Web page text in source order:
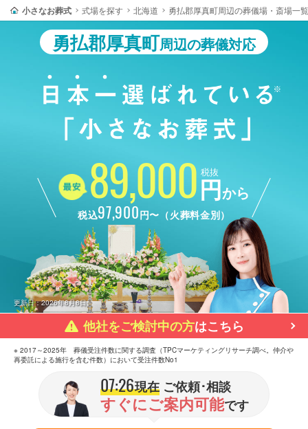
小さなお葬式 式場を探す 北海道 勇払郡厚真町周辺の葬儀場・斎場一覧
勇払郡厚真町周辺の葬儀対応
89,000 税抜
円から
税込97,900円〜（火葬料金別）
更新日：2026年8月8日
他社をご検討中の方はこちら
※ 2017～2025年 葬儀受注件数に関する調査（TPCマーケティングリサーチ調べ。仲介や
再委託による施行を含む件数）において受注件数No1
07:26現在ご依頼･相談
すぐにご案内可能です